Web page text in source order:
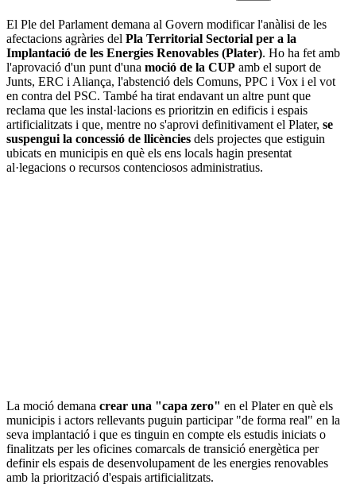
El Ple del Parlament demana al Govern modificar l'anàlisi de les
afectacions agràries del Pla Territorial Sectorial per a la
Implantació de les Energies Renovables (Plater). Ho ha fet amb
l'aprovació d'un punt d'una moció de la CUP amb el suport de
Junts, ERC i Aliança, l'abstenció dels Comuns, PPC i Vox i el vot
en contra del PSC. També ha tirat endavant un altre punt que
reclama que les instal·lacions es prioritzin en edificis i espais
artificialitzats i que, mentre no s'aprovi definitivament el Plater, se
suspengui la concessió de llicències dels projectes que estiguin
ubicats en municipis en què els ens locals hagin presentat
al·legacions o recursos contenciosos administratius.
La moció demana crear una "capa zero" en el Plater en què els
municipis i actors rellevants puguin participar "de forma real" en la
seva implantació i que es tinguin en compte els estudis iniciats o
finalitzats per les oficines comarcals de transició energètica per
definir els espais de desenvolupament de les energies renovables
amb la priorització d'espais artificialitzats.